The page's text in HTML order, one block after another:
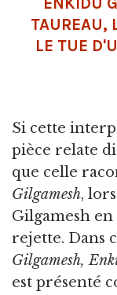
TAUREAU,
LE TUE
Si cette
pièce relate
que celle
Gilgamesh,
Gilgamesh
rejette. Dans
Gilgamesh,
est présenté